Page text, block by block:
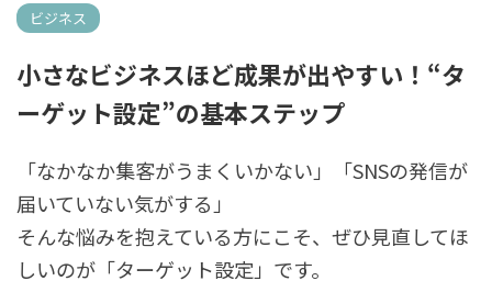
ビジネス
小さなビジネスほど成果が出やすい！“タ
ーゲット設定”の基本ステップ
「なかなか集客がうまくいかない」「SNSの発信が
届いていない気がする」
そんな悩みを抱えている方にこそ、ぜひ見直してほ
しいのが「ターゲット設定」です。